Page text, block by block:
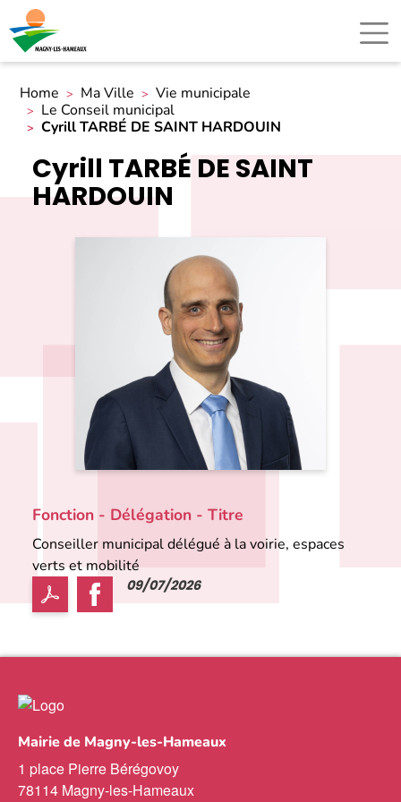
Home Ma Ville
Vie municipale
Le Conseil municipal
Cyrill TARBÉ DE SAINT HARDOUIN
Cyrill TARBÉ DE SAINT
HARDOUIN
Fonction - Délégation - Titre
Conseiller municipal délégué à la voirie, espaces
verts et mobilité
09/07/2026
Mairie de Magny-les-Hameaux
1 place Pierre Bérégovoy
78114 Magny-les-Hameaux